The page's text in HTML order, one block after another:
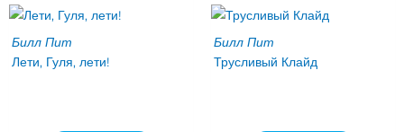
Билл Пит
Лети, Гуля, лети!
Билл Пит
Трусливый Клайд